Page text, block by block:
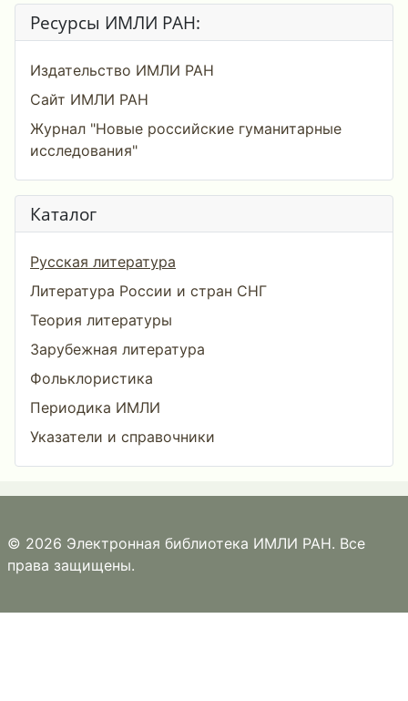
Ресурсы ИМЛИ РАН:
Издательство ИМЛИ РАН
Сайт ИМЛИ РАН
Журнал "Новые российские гуманитарные
исследования"
Каталог
Русская литература
Литература России и стран СНГ
Теория литературы
Зарубежная литература
Фольклористика
Периодика ИМЛИ
Указатели и справочники
© 2026 Электронная библиотека ИМЛИ РАН. Все
права защищены.